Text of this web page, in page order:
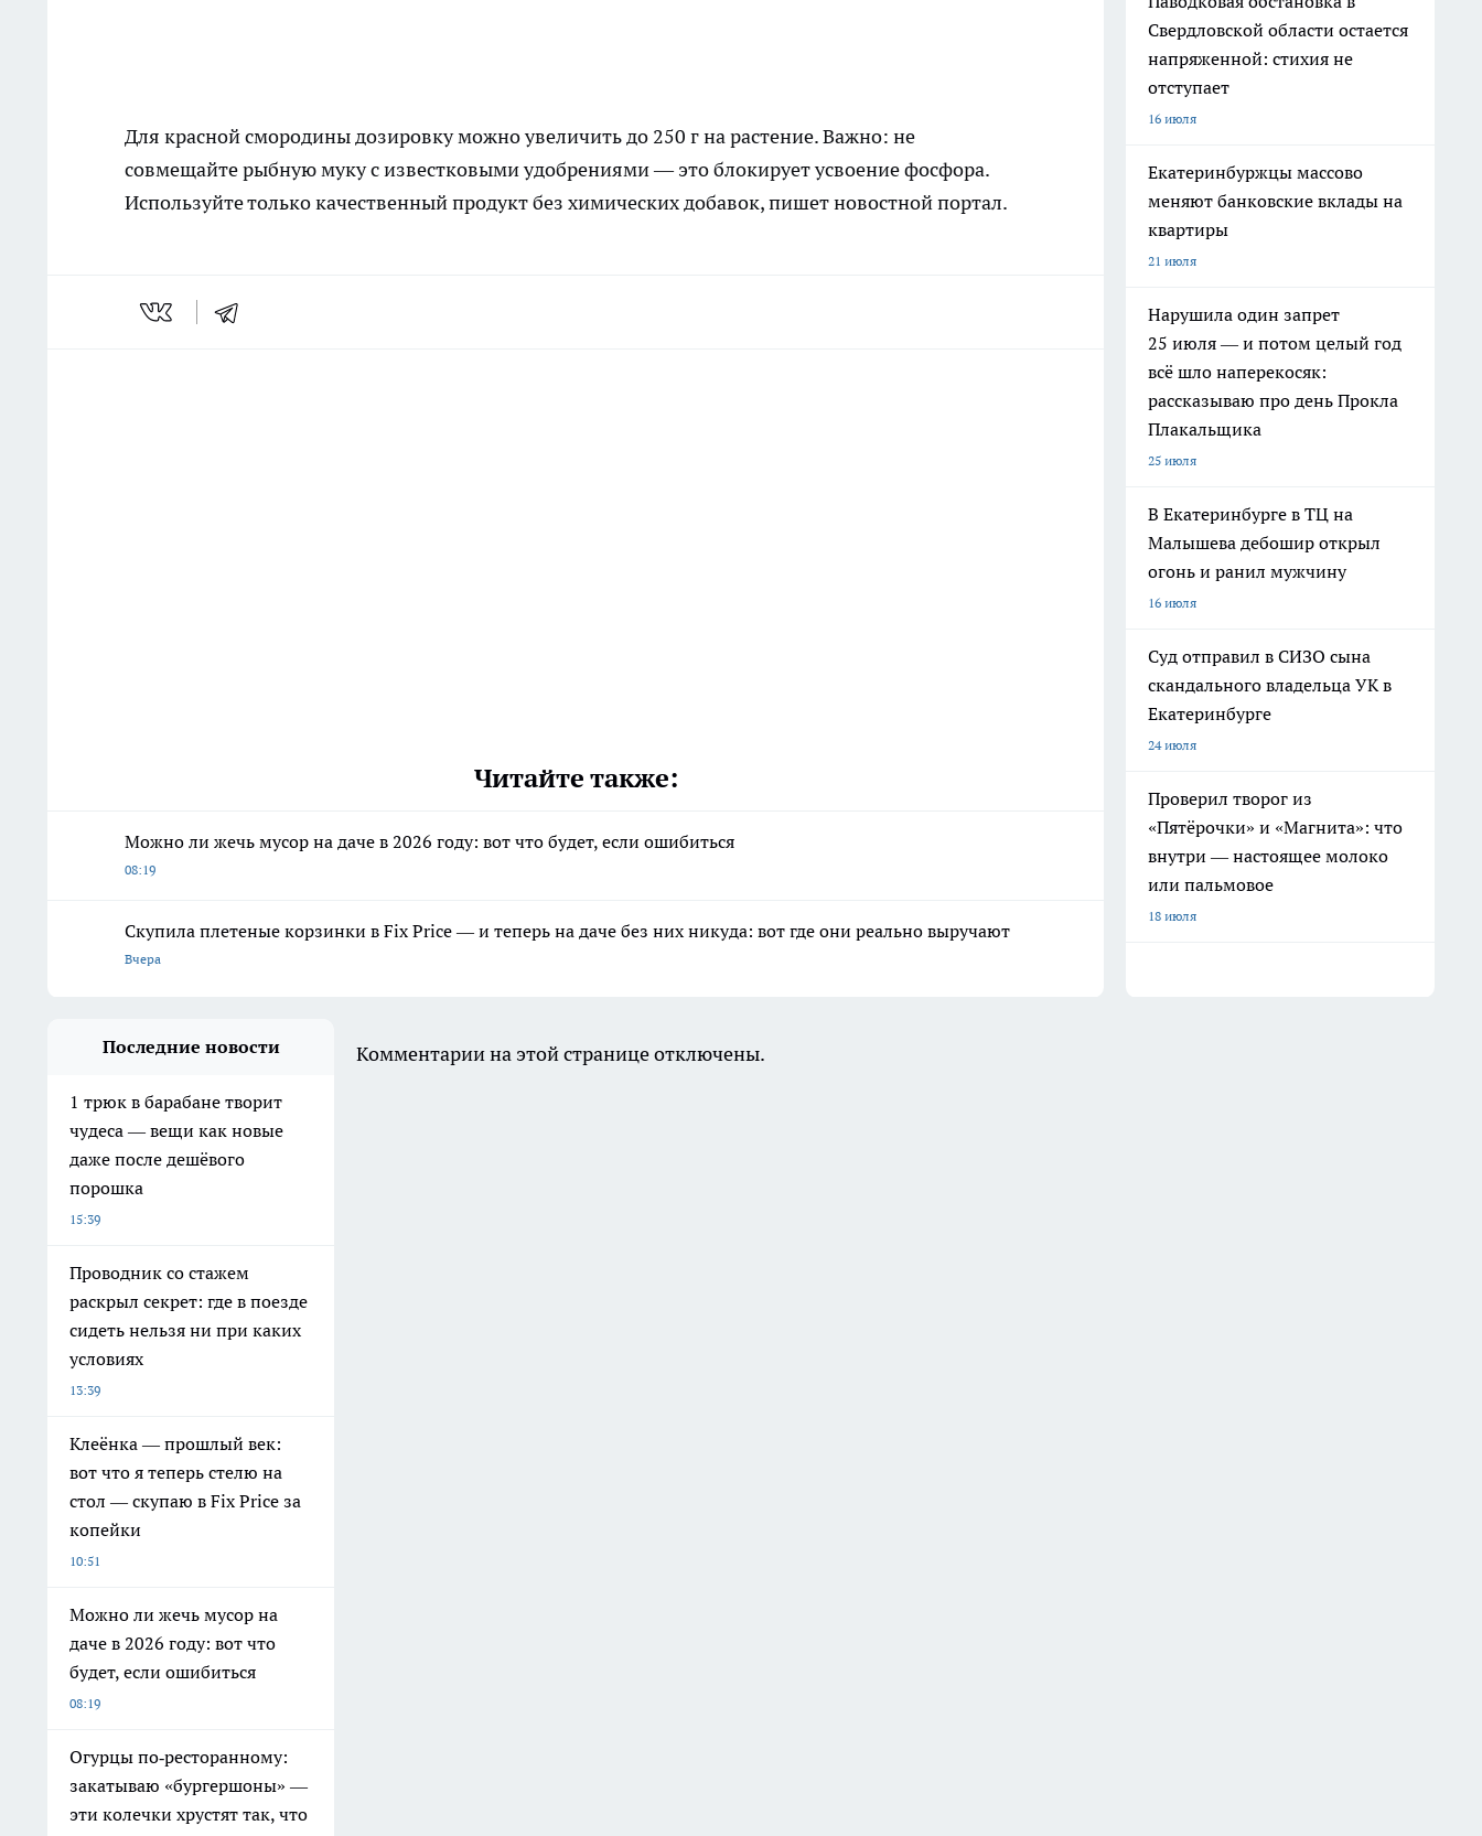
Для красной смородины дозировку можно увеличить до 250 г на растение. Важно: не
совмещайте рыбную муку с известковыми удобрениями — это блокирует усвоение фосфора.
Используйте только качественный продукт без химических добавок, пишетновостной портал.
Читайте также:
Можно ли жечь мусор на даче в 2026 году: вот что будет, если ошибиться
08:19
Скупила плетеные корзинки в Fix Price — и теперь на даче без них никуда: вот где они реально выручают
Вчера
Свердловской области остается
напряженной: стихия не
отступает
16 июля
Екатеринбуржцы массово
меняют банковские вклады на
квартиры
21 июля
Нарушила один запрет
25 июля — и потом целый год
всё шло наперекосяк:
рассказываю про день Прокла
Плакальщика
25 июля
В Екатеринбурге в ТЦ на
Малышева дебошир открыл
огонь и ранил мужчину
16 июля
Суд отправил в СИЗО сына
скандального владельца УК в
Екатеринбурге
24 июля
Проверил творог из
«Пятёрочки» и «Магнита»: что
внутри — настоящее молоко
или пальмовое
18 июля
Последние новости
1 трюк в барабане творит
чудеса — вещи как новые
даже после дешёвого
порошка
15:39
Проводник со стажем
раскрыл секрет: где в поезде
сидеть нельзя ни при каких
условиях
13:39
Клеёнка — прошлый век:
вот что я теперь стелю на
стол — скупаю в Fix Price за
копейки
10:51
Можно ли жечь мусор на
даче в 2026 году: вот что
будет, если ошибиться
08:19
Огурцы по‑ресторанному:
закатываю «бургершоны» —
эти колечки хрустят так, что
Комментарии на этой странице отключены.